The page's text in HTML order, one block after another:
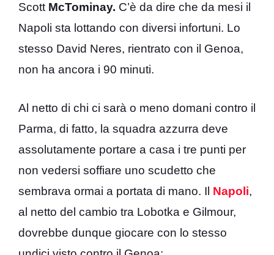
Scott McTominay. C’è da dire che da mesi il
Napoli sta lottando con diversi infortuni. Lo
stesso David Neres, rientrato con il Genoa,
non ha ancora i 90 minuti.
Al netto di chi ci sarà o meno domani contro il
Parma, di fatto, la squadra azzurra deve
assolutamente portare a casa i tre punti per
non vedersi soffiare uno scudetto che
sembrava ormai a portata di mano. Il Napoli,
al netto del cambio tra Lobotka e Gilmour,
dovrebbe dunque giocare con lo stesso